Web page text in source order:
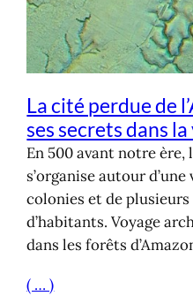
La cité perdue de
ses secrets dans
En 500 avant notre ère,
s’organise autour
colonies et de
d’habitants. Voyage
dans les forêts
( … )